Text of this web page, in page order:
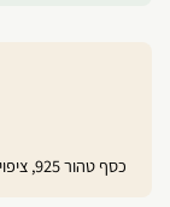
כסף טהור 925, ציפוי זהב 24 קראט ורוז גולד לשמירה על ברק לאורך זמן.